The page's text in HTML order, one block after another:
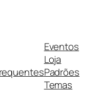
Eventos
Loja
Padrões
Temas